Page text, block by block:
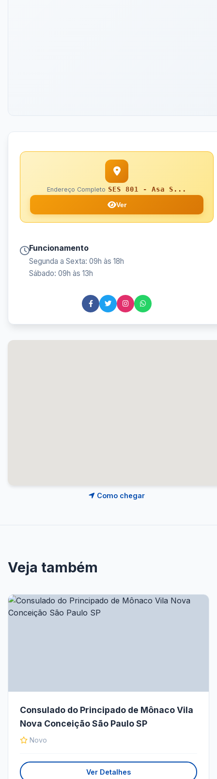
Endereço Completo SES 801 - Asa S...
Ver
Funcionamento
Segunda a Sexta: 09h às 18h
Sábado: 09h às 13h
Como chegar
Veja também
Consulado do Principado de Mônaco Vila
Nova Conceição São Paulo SP
Novo
Ver Detalhes